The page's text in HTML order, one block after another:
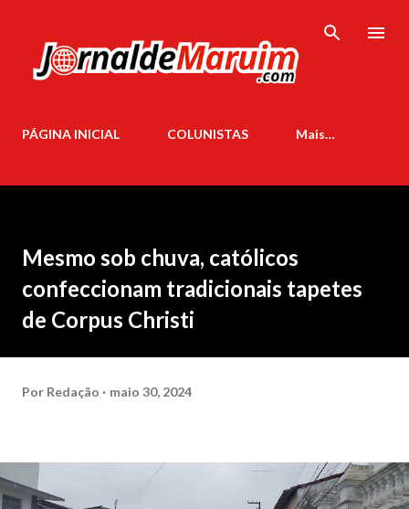
PÁGINA INICIAL COLUNISTAS Mais…
Mesmo sob chuva, católicos
confeccionam tradicionais tapetes
de Corpus Christi
Por Redação maio 30, 2024